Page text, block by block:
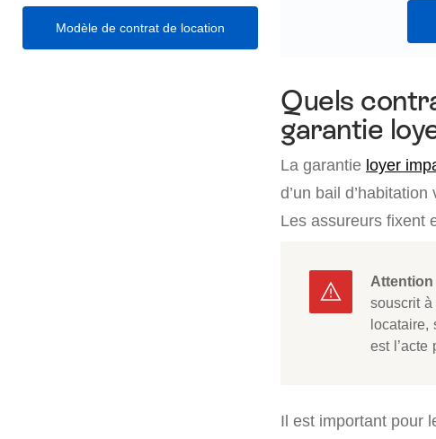
Modèle de contrat de location
Quels
garantie
La garantie loyer
d’un bail d’habitation
Les assureurs fixent
Attention
souscrit
locataire,
est
Il est important pour